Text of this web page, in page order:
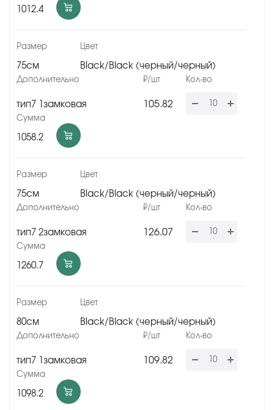
1012.4
75см Black/Black (черный/черный)
тип7 1замковая 105.82
1058.2
75см Black/Black (черный/черный)
тип7 2замковая 126.07
1260.7
80см Black/Black (черный/черный)
тип7 1замковая 109.82
1098.2